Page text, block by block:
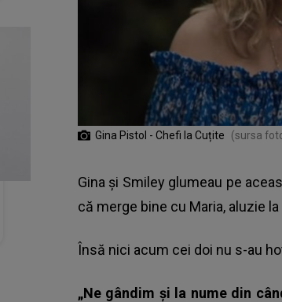
Gina Pistol - Chefi la Cuțite (sursa
Gina și Smiley glumeau pe
că merge bine cu Maria, aluzie la
Însă nici acum cei doi nu s-au
„Ne gândim și la nume din